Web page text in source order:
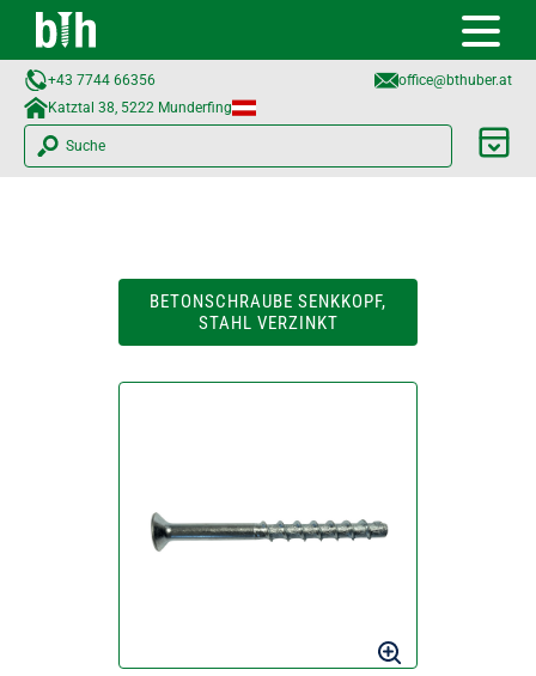
+43 7744 66356
office@bthuber.at​
Katztal 38, 5222 Munderfing
Suche
BETONSCHRAUBE SENKKOPF,
STAHL VERZINKT